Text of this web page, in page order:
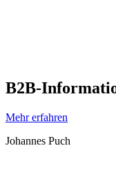
B2B-
Mehr erfahren
Johannes Puch